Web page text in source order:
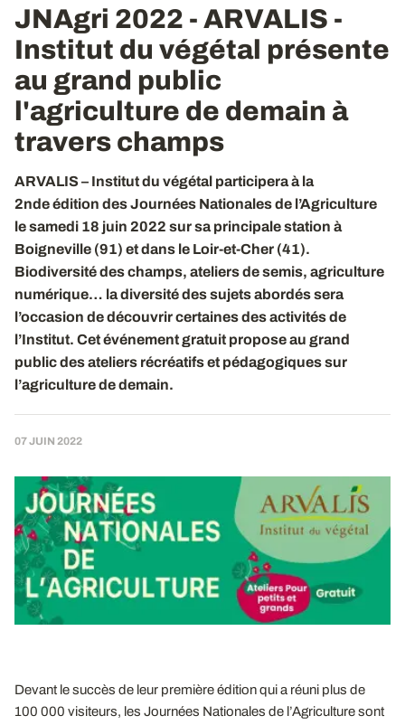
JNAgri 2022 - ARVALIS -
Institut du végétal présente
au grand public
l'agriculture de demain à
travers champs
ARVALIS – Institut du végétal participera à la
2nde édition des Journées Nationales de l’Agriculture
le samedi 18 juin 2022 sur sa principale station à
Boigneville (91) et dans le Loir-et-Cher (41).
Biodiversité des champs, ateliers de semis, agriculture
numérique… la diversité des sujets abordés sera
l’occasion de découvrir certaines des activités de
l’Institut. Cet événement gratuit propose au grand
public des ateliers récréatifs et pédagogiques sur
l’agriculture de demain.
07 JUIN 2022
Devant le succès de leur première édition qui a réuni plus de
100 000 visiteurs, les Journées Nationales de l’Agriculture sont